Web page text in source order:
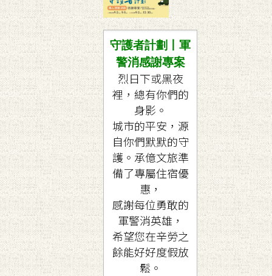
守護者計劃丨軍
警消感謝專案
烈日下或黑夜
裡，總有你們的
身影。
城市的平安，源
自你們默默的守
護。承億文旅準
備了專屬住宿優
惠，
感謝每位勇敢的
軍警消英雄，
希望您在辛勞之
餘能好好度假放
鬆。